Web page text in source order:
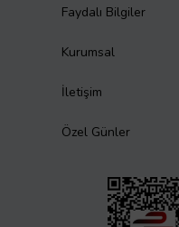
Faydalı Bilgiler
Kurumsal
İletişim
Özel Günler